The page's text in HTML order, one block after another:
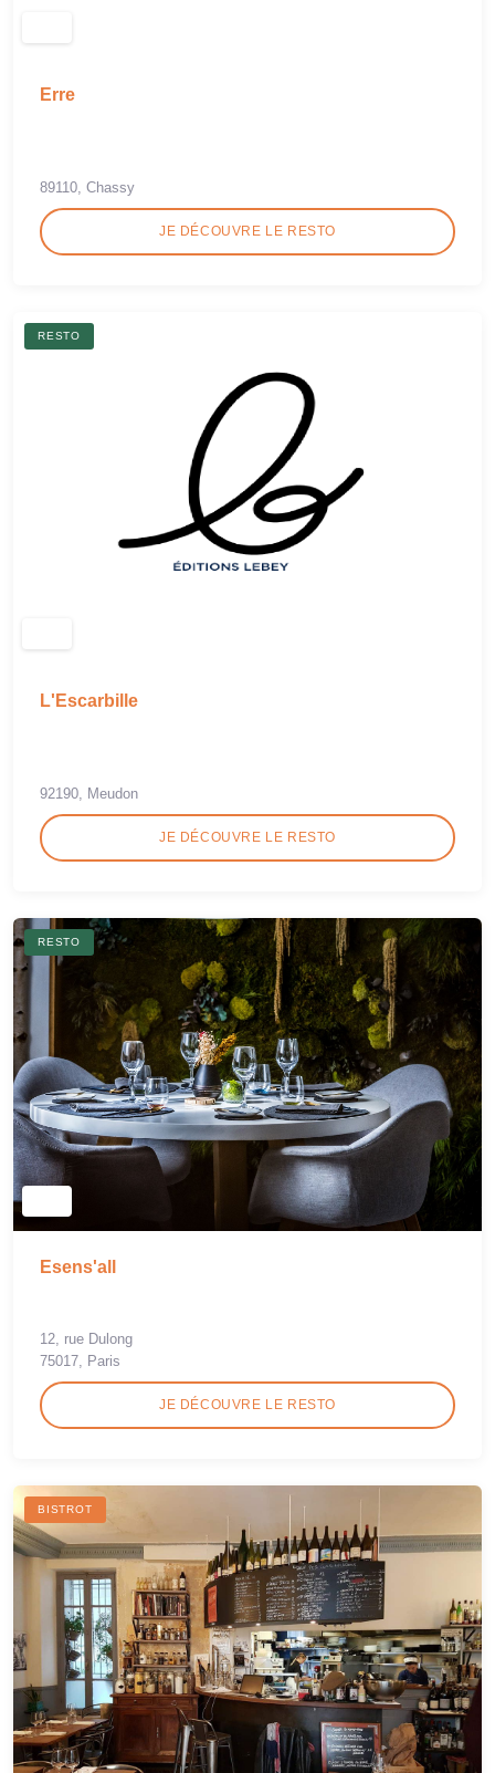
Erre
89110, Chassy
JE DÉCOUVRE LE RESTO
RESTO
L'Escarbille
92190, Meudon
JE DÉCOUVRE LE RESTO
RESTO
Esens'all
12, rue Dulong
75017, Paris
JE DÉCOUVRE LE RESTO
BISTROT